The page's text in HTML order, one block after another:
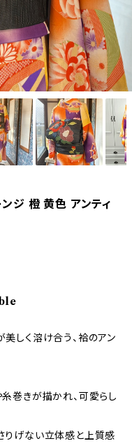
ジ 橙 黄色 アンティ
しく溶け合う、袷のアン
巻きが描かれ、可愛らし
りげない立体感と上質感